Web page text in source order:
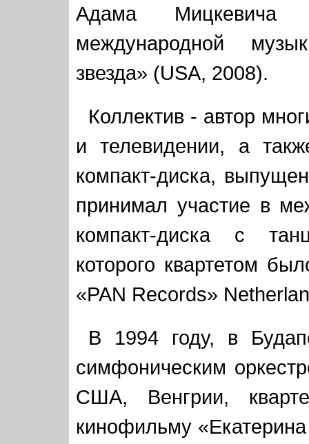
Адама Мицкевича
международной
звезда» (USA, 2008).
Коллектив - автор
и телевидении, а
компакт-диска,
принимал участие в
компакт-диска с
которого квартетом
«PAN Records»
В 1994 году, в
симфоническим
США, Венгрии,
кинофильму